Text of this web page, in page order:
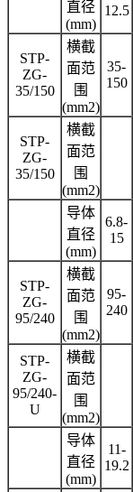
直径
(mm)
12.5
STP-
ZG-
35/150
横截
面范
围
(mm2)
35-
150
STP-
ZG-
35/150
横截
面范
围
(mm2)
导体
直径
(mm)
6.8-
15
STP-
ZG-
95/240
横截
面范
围
(mm2)
95-
240
STP-
ZG-
95/240-
U
横截
面范
围
(mm2)
导体
直径
(mm)
11-
19.2